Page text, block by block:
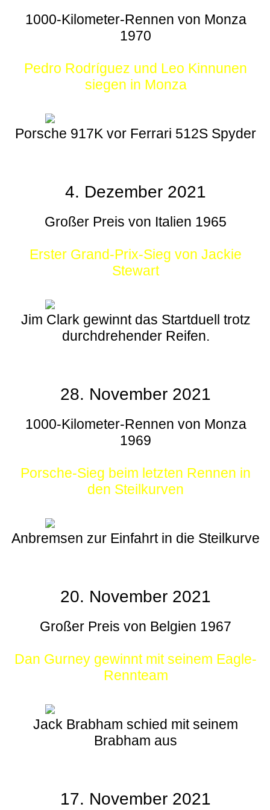
1000-Kilometer-Rennen von Monza
1970
Pedro Rodríguez und Leo Kinnunen
siegen in Monza
Porsche 917K vor Ferrari 512S Spyder
4. Dezember 2021
Großer Preis von Italien 1965
Erster Grand-Prix-Sieg von Jackie
Stewart
Jim Clark gewinnt das Startduell trotz
durchdrehender Reifen.
28. November 2021
1000-Kilometer-Rennen von Monza
1969
Porsche-Sieg beim letzten Rennen in
den Steilkurven
Anbremsen zur Einfahrt in die Steilkurve
20. November 2021
Großer Preis von Belgien 1967
Dan Gurney gewinnt mit seinem Eagle-
Rennteam
Jack Brabham schied mit seinem
Brabham aus
17. November 2021